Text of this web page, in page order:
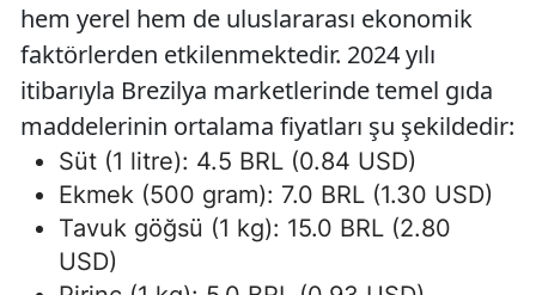
hem yerel hem de uluslararası ekonomik
faktörlerden etkilenmektedir. 2024 yılı
itibarıyla Brezilya marketlerinde temel gıda
maddelerinin ortalama fiyatları şu şekildedir:
Süt (1 litre): 4.5 BRL (0.84 USD)
Ekmek (500 gram): 7.0 BRL (1.30 USD)
Tavuk göğsü (1 kg): 15.0 BRL (2.80
USD)